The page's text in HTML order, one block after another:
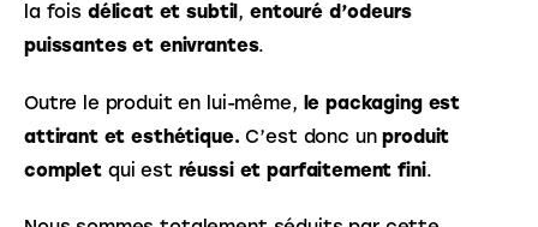
la fois délicat et subtil , entouré d’odeurs
puissantes et enivrantes.
Outre le produit en lui-même, le packaging est
attirant et esthétique. C’est donc un produit
complet qui est réussi et parfaitement fini.